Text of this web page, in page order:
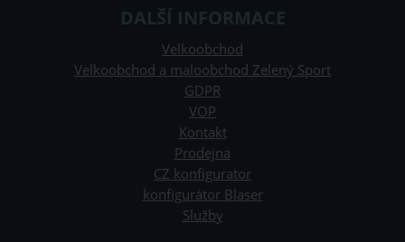
DALŠÍ INFORMACE
Velkoobchod
Velkoobchod a maloobchod Zelený Sport
GDPR
VOP
Kontakt
Prodejna
CZ konfigurator
konfigurátor Blaser
Služby